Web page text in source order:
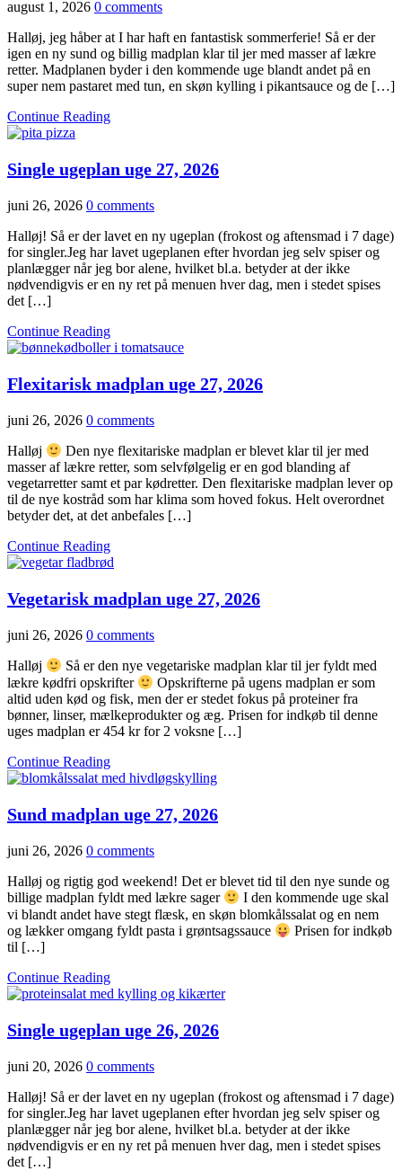
august 1, 2026 0 comments
Halløj, jeg håber at I har haft en fantastisk sommerferie! Så er der
igen en ny sund og billig madplan klar til jer med masser af lækre
retter. Madplanen byder i den kommende uge blandt andet på en
super nem pastaret med tun, en skøn kylling i pikantsauce og de […]
Continue Reading
Single ugeplan uge 27, 2026
juni 26, 2026 0 comments
Halløj! Så er der lavet en ny ugeplan (frokost og aftensmad i 7 dage)
for singler.Jeg har lavet ugeplanen efter hvordan jeg selv spiser og
planlægger når jeg bor alene, hvilket bl.a. betyder at der ikke
nødvendigvis er en ny ret på menuen hver dag, men i stedet spises
det […]
Continue Reading
Flexitarisk madplan uge 27, 2026
juni 26, 2026 0 comments
Halløj
Den nye flexitariske madplan er blevet klar til jer med
masser af lækre retter, som selvfølgelig er en god blanding af
vegetarretter samt et par kødretter. Den flexitariske madplan lever op
til de nye kostråd som har klima som hoved fokus. Helt overordnet
betyder det, at det anbefales […]
Continue Reading
Vegetarisk madplan uge 27, 2026
juni 26, 2026 0 comments
Halløj
Så er den nye vegetariske madplan klar til jer fyldt med
lækre kødfri opskrifter
Opskrifterne på ugens madplan er som
altid uden kød og fisk, men der er stedet fokus på proteiner fra
bønner, linser, mælkeprodukter og æg. Prisen for indkøb til denne
uges madplan er 454 kr for 2 voksne […]
Continue Reading
Sund madplan uge 27, 2026
juni 26, 2026 0 comments
Halløj og rigtig god weekend! Det er blevet tid til den nye sunde og
billige madplan fyldt med lækre sager
I den kommende uge skal
vi blandt andet have stegt flæsk, en skøn blomkålssalat og en nem
og lækker omgang fyldt pasta i grøntsagssauce
Prisen for indkøb
til […]
Continue Reading
Single ugeplan uge 26, 2026
juni 20, 2026 0 comments
Halløj! Så er der lavet en ny ugeplan (frokost og aftensmad i 7 dage)
for singler.Jeg har lavet ugeplanen efter hvordan jeg selv spiser og
planlægger når jeg bor alene, hvilket bl.a. betyder at der ikke
nødvendigvis er en ny ret på menuen hver dag, men i stedet spises
det […]